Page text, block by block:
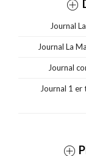
Journal
Journal La
Journal
Journal 1 er